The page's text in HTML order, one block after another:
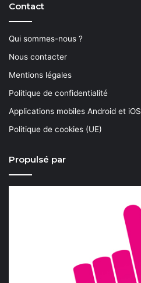
Contact
Qui sommes-nous ?
Nous contacter
Mentions légales
Politique de confidentialité
Applications mobiles Android et iOS
Politique de cookies (UE)
Propulsé par